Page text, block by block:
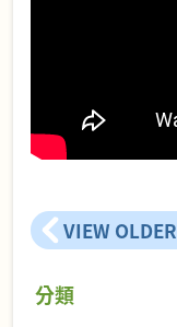
VIEW OLDER
分類